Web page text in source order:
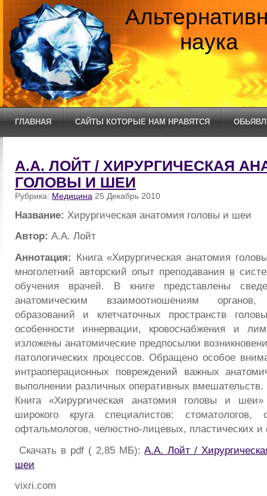
наука
ГЛАВНАЯ САЙТЫ КОТОРЫЕ НАМ НРАВЯТСЯ
А.А. ЛОЙТ / ХИРУРГИЧЕСКАЯ
ГОЛОВЫ И ШЕИ
Рубрика: Медицина 25 Декабрь 2010
Название: Хирургическая анатомия головы и шеи
Автор: А.А. Лойт
Аннотация: Книга «Хирургическая анатомия
многолетний авторский опыт преподавания в
обучения врачей. В книге представлены
анатомическим взаимоотношениям органов,
образований и клетчаточных пространств
особенности иннервации, кровоснабжения и
изложены анатомические предпосылки
патологических процессов. Обращено особое
интраоперационных повреждений важных
выполнении различных оперативных вмешательств.
Книга «Хирургическая анатомия головы и
широкого круга специалистов: стоматологов,
офтальмологов, челюстно-лицевых, пластических и
Скачать в pdf ( 2,85 МБ):А.А. Лойт /
шеи
vixri.com